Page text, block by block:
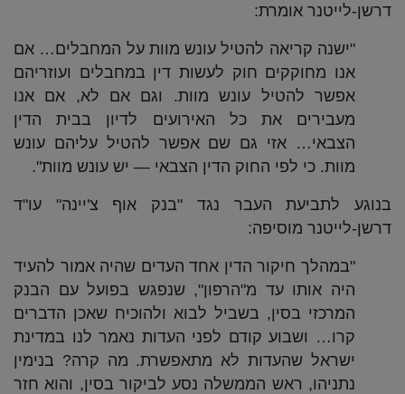
דרשן-לייטנר אומרת:
"ישנה קריאה להטיל עונש מוות על המחבלים… אם
אנו מחוקקים חוק לעשות דין במחבלים ועוזריהם
אפשר להטיל עונש מוות. וגם אם לא, אם אנו
מעבירים את כל האירועים לדיון בבית הדין
הצבאי… אזי גם שם אפשר להטיל עליהם עונש
מוות. כי לפי החוק הדין הצבאי — יש עונש מוות".
בנוגע לתביעת העבר נגד "בנק אוף צ'יינה" עו"ד
דרשן-לייטנר מוסיפה:
"במהלך חיקור הדין אחד העדים שהיה אמור להעיד
היה אותו עד מ"הרפון", שנפגש בפועל עם הבנק
המרכזי בסין, בשביל לבוא ולהוכיח שאכן הדברים
קרו… ושבוע קודם לפני העדות נאמר לנו במדינת
ישראל שהעדות לא מתאפשרת. מה קרה? בנימין
נתניהו, ראש הממשלה נסע לביקור בסין, והוא חזר